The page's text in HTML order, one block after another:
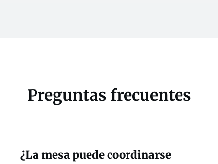
Preguntas frecuentes
¿La mesa puede coordinarse